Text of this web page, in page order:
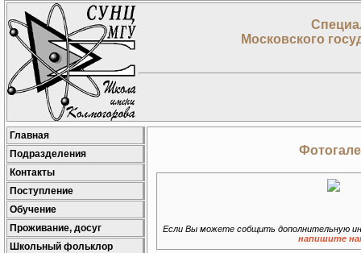
Московского
Главная
Подразделения
Контакты
Поступление
Обучение
Проживание, досуг
Школьный фольклор
Если Вы можете собщить дополнительную
напишите